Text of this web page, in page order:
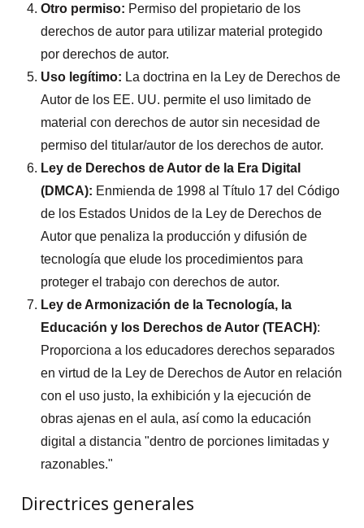
Otro permiso: Permiso del propietario de los
derechos de autor para utilizar material protegido
por derechos de autor.
Uso legítimo: La doctrina en la Ley de Derechos de
Autor de los EE. UU. permite el uso limitado de
material con derechos de autor sin necesidad de
permiso del titular/autor de los derechos de autor.
Ley de Derechos de Autor de la Era Digital
(DMCA): Enmienda de 1998 al Título 17 del Código
de los Estados Unidos de la Ley de Derechos de
Autor que penaliza la producción y difusión de
tecnología que elude los procedimientos para
proteger el trabajo con derechos de autor.
Ley de Armonización de la Tecnología, la
Educación y los Derechos de Autor (TEACH):
Proporciona a los educadores derechos separados
en virtud de la Ley de Derechos de Autor en relación
con el uso justo, la exhibición y la ejecución de
obras ajenas en el aula, así como la educación
digital a distancia "dentro de porciones limitadas y
razonables."
Directrices generales